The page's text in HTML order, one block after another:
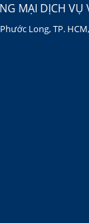
MẠI DỊCH VỤ
Long, TP.